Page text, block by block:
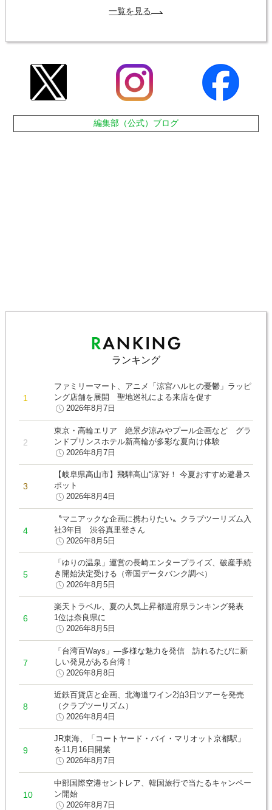
一覧を見る
編集部（公式）ブログ
ランキング
ファミリーマート、アニメ「涼宮ハルヒの憂鬱」ラッピ
ング店舗を展開 聖地巡礼による来店を促す
2026年8月7日
東京・高輪エリア 絶景夕涼みやプール企画など グラ
ンドプリンスホテル新高輪が多彩な夏向け体験
2026年8月7日
【岐阜県高山市】飛騨高山“涼”好！ 今夏おすすめ避暑ス
ポット
2026年8月4日
〝マニアックな企画に携わりたい〟クラブツーリズム入
社3年目 渋谷真里登さん
2026年8月5日
「ゆりの温泉」運営の長崎エンタープライズ、破産手続
き開始決定受ける（帝国データバンク調べ）
2026年8月5日
楽天トラベル、夏の人気上昇都道府県ランキング発表
1位は奈良県に
2026年8月5日
「台湾百Ways」―多様な魅力を発信 訪れるたびに新
しい発見がある台湾！
2026年8月8日
近鉄百貨店と企画、北海道ワイン2泊3日ツアーを発売
（クラブツーリズム）
2026年8月4日
JR東海、「コートヤード・バイ・マリオット京都駅」
を11月16日開業
2026年8月7日
中部国際空港セントレア、韓国旅行で当たるキャンペー
ン開始
2026年8月7日